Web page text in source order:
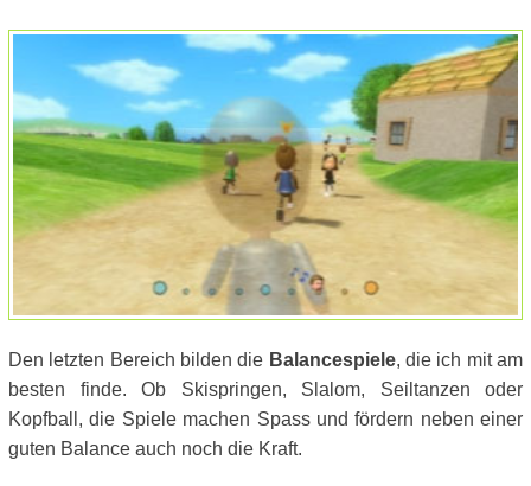
Den letzten Bereich bilden die Balancespiele, die ich mit am
besten finde. Ob Skispringen, Slalom, Seiltanzen oder
Kopfball, die Spiele machen Spass und fördern neben einer
guten Balance auch noch die Kraft.